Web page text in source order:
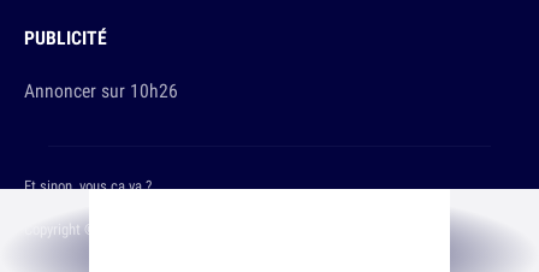
PUBLICITÉ
Annoncer sur 10h26
Copyright © 2026 The Original Publishing Studio
Et sinon, vous ça va ?